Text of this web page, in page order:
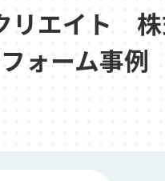
リエイト
ォーム事例